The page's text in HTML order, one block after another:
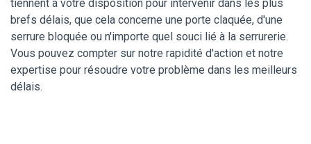
tiennent à votre disposition pour intervenir dans les plus
brefs délais, que cela concerne une porte claquée, d'une
serrure bloquée ou n'importe quel souci lié à la serrurerie.
Vous pouvez compter sur notre rapidité d'action et notre
expertise pour résoudre votre problème dans les meilleurs
délais.